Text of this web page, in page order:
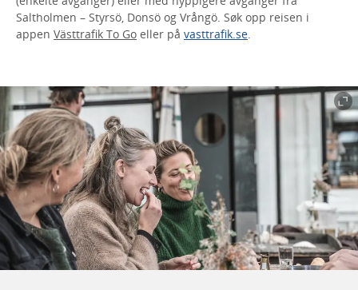
Saltholmen – Styrsö, Donsö og Vrångö. Søk opp reisen i
appen Västtrafik To Go eller på vasttrafik.se.